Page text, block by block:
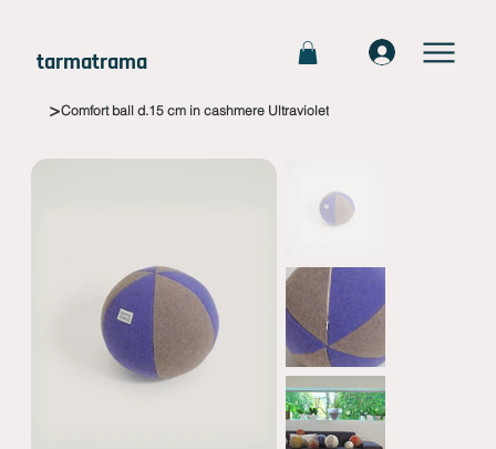
tarmatrama
>Comfort ball d.15 cm in cashmere Ultraviolet